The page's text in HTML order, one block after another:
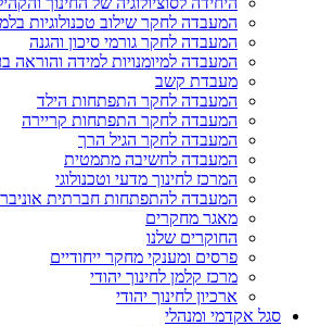
המעבדה לחקר שילוב טכנולוגיות
המעבדה לחקר גורמי סיכון והגנה
המעבדה למיומנויות למידה והוראה
מעבדת קשב
המעבדה לחקר התפתחות הילד
המעבדה לחקר התפתחות קריירה
המעבדה לחקר הגיל הרך
המעבדה לחשיבה מתמטית
המרכז לחינוך מדעי וטכנולוגי
המעבדה להתפתחות חברתית
מאגר מחקרים
החוקרים שלנו
פרסים ומענקי מחקר ייחודיים
מרכז קלמן לחינוך יהודי
ארכיון לחינוך יהודי
סגל אקדמי ומנהלי